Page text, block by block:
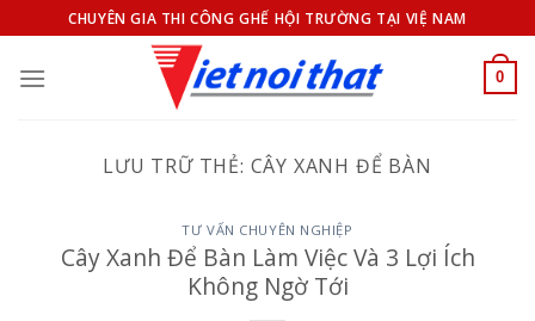
qua
nội
CHUYÊN GIA THI CÔNG GHẾ HỘI TRƯỜNG TẠI VIỆ NAM
0
LƯU TRỮ THẺ: CÂY XANH ĐỂ BÀN
TƯ VẤN CHUYÊN NGHIỆP
Cây Xanh Để Bàn Làm Việc Và 3 Lợi Ích
Không Ngờ Tới